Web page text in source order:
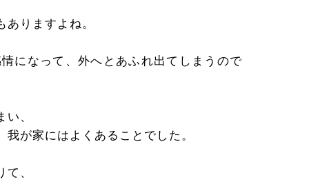
りますよね。
になって、外へとあふれ出てしまうので
、
が家にはよくあることでした。
、